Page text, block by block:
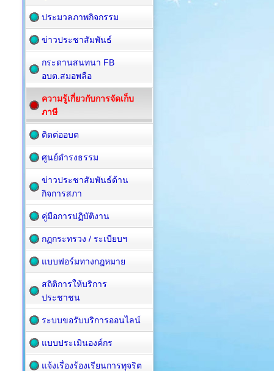
ประมวลภาพกิจกรรม
ข่าวประชาสัมพันธ์
กระดานสนทนา FB
อบต.สมอพลือ
ความรู้เกี่ยวกับการจัดเก็บ
ภาษี
ติดต่ออบต
ศูนย์ดำรงธรรม
ข่าวประชาสัมพันธ์ด้าน
กิจการสภา
คู่มือการปฏิบัติงาน
กฏกระทรวง / ระเบียบฯ
แบบฟอร์มทางกฎหมาย
สถิติการให้บริการ
ประชาชน
ระบบขอรับบริการออนไลน์
แบบประเมินองค์กร
แจ้งเรื่องร้องเรียนการทุจริต